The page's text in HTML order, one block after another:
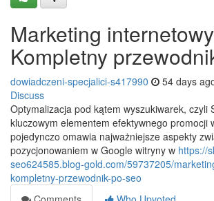
Marketing
Kompletny
dowiadczeni-specjalici-s417990 54 days
Discuss
Optymalizacja pod kątem wyszukiwarek, czyli
kluczowym elementem efektywnego promocji
pojedynczo omawia najważniejsze aspekty
pozycjonowaniem w Google witryny w https://
seo624585.blog-gold.com/59737205/
kompletny-przewodnik-po-seo